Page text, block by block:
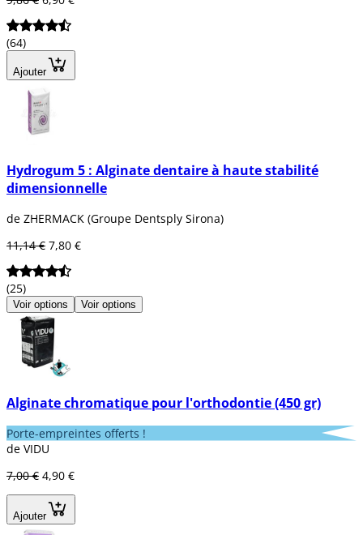
(64)
Ajouter
Hydrogum 5 : Alginate dentaire à haute stabilité
dimensionnelle
de ZHERMACK (Groupe Dentsply Sirona)
11,14 € 7,80 €
(25)
Voir options Voir options
Alginate chromatique pour l'orthodontie (450 gr)
Porte-empreintes offerts !
de VIDU
7,00 € 4,90 €
Ajouter